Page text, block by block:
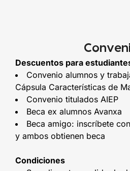
Descuentos para
Convenio alumnos y
Cápsula Características de
Convenio titulados AIEP
Beca ex alumnos Avanxa
Beca amigo: inscríbete
y ambos obtienen beca
Condiciones